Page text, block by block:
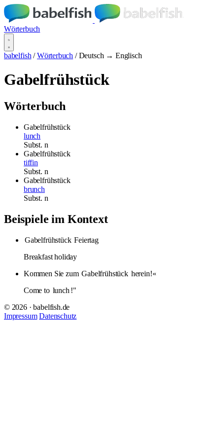
Wörterbuch
babelfish / Wörterbuch / Deutsch → Englisch
Gabelfrühstück
Wörterbuch
Gabelfrühstück
lunch
Subst. n
Gabelfrühstück
tiffin
Subst. n
Gabelfrühstück
brunch
Subst. n
Beispiele im Kontext
Gabelfrühstück Feiertag
Breakfast holiday
Kommen Sie zum Gabelfrühstück herein!«
Come to lunch !"
© 2026 · babelfish.de
Impressum Datenschutz